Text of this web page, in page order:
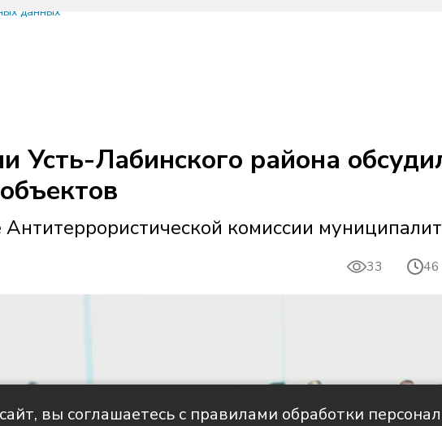
данных
Усть-Лабинского района
Антитеррористической комиссии
33 46
вы соглашаетесь с правилами обработки